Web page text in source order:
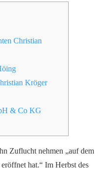
Christian
Kröger
& Co KG
Zuflucht nehmen „auf dem
hat.“ Im Herbst des